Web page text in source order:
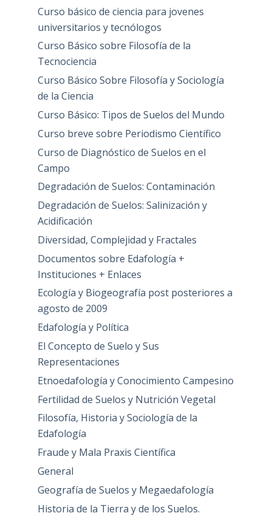
Curso básico de ciencia para jovenes
universitarios y tecnólogos
Curso Básico sobre Filosofía de la
Tecnociencia
Curso Básico Sobre Filosofía y Sociología
de la Ciencia
Curso Básico: Tipos de Suelos del Mundo
Curso breve sobre Periodismo Científico
Curso de Diagnóstico de Suelos en el
Campo
Degradación de Suelos: Contaminación
Degradación de Suelos: Salinización y
Acidificación
Diversidad, Complejidad y Fractales
Documentos sobre Edafología +
Instituciones + Enlaces
Ecología y Biogeografía post posteriores a
agosto de 2009
Edafología y Política
El Concepto de Suelo y Sus
Representaciones
Etnoedafología y Conocimiento Campesino
Fertilidad de Suelos y Nutrición Vegetal
Filosofía, Historia y Sociología de la
Edafología
Fraude y Mala Praxis Científica
General
Geografía de Suelos y Megaedafología
Historia de la Tierra y de los Suelos.